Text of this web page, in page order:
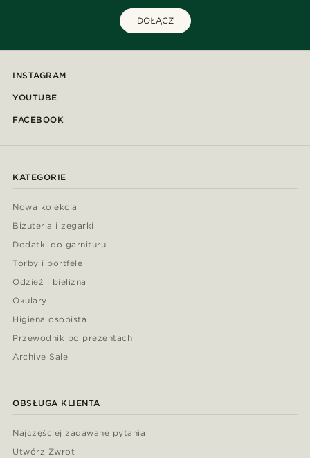
DOŁĄCZ
INSTAGRAM
YOUTUBE
FACEBOOK
KATEGORIE
Nowa kolekcja
Biżuteria i zegarki
Dodatki do garnituru
Torby i portfele
Odzież i bielizna
Okulary
Higiena osobista
Przewodnik po prezentach
Archive Sale
OBSŁUGA KLIENTA
Najczęściej zadawane pytania
Utwórz Zwrot